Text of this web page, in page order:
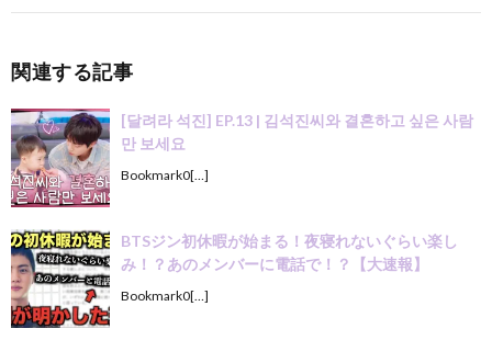
関連する記事
[달려라 석진] EP.13 | 김석진씨와 결혼하고 싶은 사람
만 보세요
Bookmark0[…]
BTSジン初休暇が始まる！夜寝れないぐらい楽し
み！？あのメンバーに電話で！？【大速報】
Bookmark0[…]